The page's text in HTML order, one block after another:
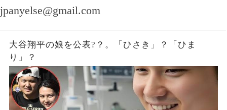
jpanyelse@gmail.com
大谷翔平の娘を公表?？。「ひさき」？「ひま
り」？